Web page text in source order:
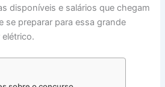
disponíveis e salários que chegam
se preparar para essa grande